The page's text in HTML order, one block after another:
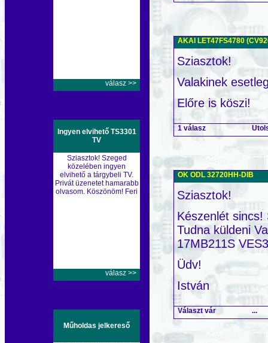
válasz >>
Ingyen elvihető TS3301
TV
Sziasztok! Szeged
közelében ingyen
elvihető a tárgybeli TV.
Privát üzenetet hamarabb
olvasom. Köszönöm! Feri
válasz >>
Műholdas jelkereső
AKAI LET47FS4780
Sziasztok!
Valakinek
Előre is köszi!
1 válasz
OK ODL 32720HH-DIB
Sziasztok!
Készenlét
Tudna küldeni
17MB211S
Üdv!
István
Választ vár ...